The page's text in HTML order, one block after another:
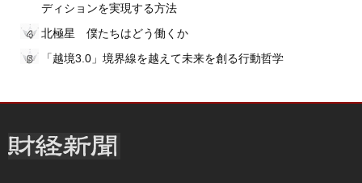
ディションを実現する方法
北極星 僕たちはどう働くか
「越境3.0」境界線を越えて未来を創る行動哲学